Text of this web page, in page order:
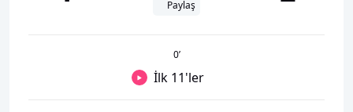
Paylaş
0’
İlk 11'ler